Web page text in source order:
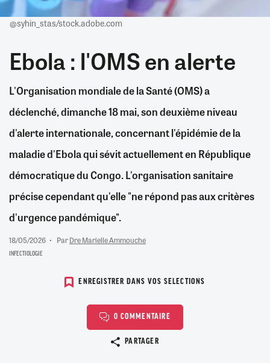
@syhin_stas/stock.adobe.com
Ebola : l'OMS en alerte
L'Organisation mondiale de la Santé (OMS) a
déclenché, dimanche 18 mai, son deuxième niveau
d'alerte internationale, concernant l'épidémie de la
maladie d'Ebola qui sévit actuellement en République
démocratique du Congo. L'organisation sanitaire
précise cependant qu'elle "ne répond pas aux critères
d'urgence pandémique".
18/05/2026 ParDre Marielle Ammouche
INFECTIOLOGIE
ENREGISTRER DANS VOS SELECTIONS
0 COMMENTAIRE
PARTAGER